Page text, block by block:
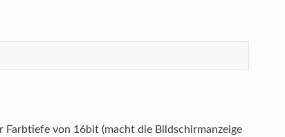
von 16bit (macht die Bildschirmanzeige